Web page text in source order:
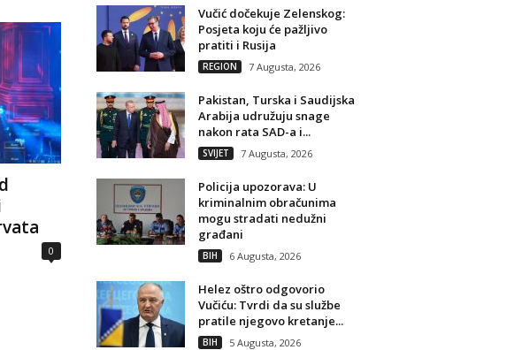
0
Vučić dočekuje Zelenskog:
Posjeta koju će pažljivo
pratiti i Rusija
REGION 7 Augusta, 2026
Pakistan, Turska i Saudijska
Arabija udružuju snage
nakon rata SAD-a i...
SVIJET 7 Augusta, 2026
Policija upozorava: U
kriminalnim obračunima
mogu stradati nedužni
građani
BIH 6 Augusta, 2026
Helez oštro odgovorio
Vučiću: Tvrdi da su službe
pratile njegovo kretanje...
BIH 5 Augusta, 2026